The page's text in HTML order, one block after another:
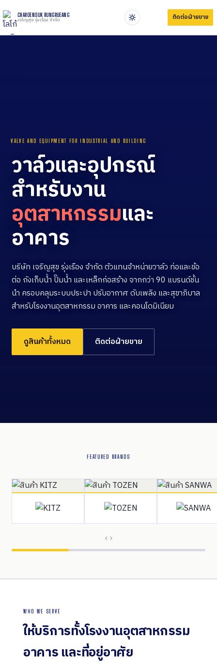
CHAROENSUK RUNGRUEANG
เจริญสุข รุ่งเรือง จำกัด ติดต่อฝ่ายขาย
VALVE AND EQUIPMENT FOR INDUSTRIAL AND BUILDING
วาล์วและอุปกรณ์
สำหรับงาน
อุตสาหกรรมและ
อาคาร
บริษัท เจริญสุข รุ่งเรือง จำกัด ตัวแทนจำหน่ายวาล์ว ท่อและข้อ
ต่อ ถังเก็บน้ำ ปั๊มน้ำ และเหล็กก่อสร้าง จากกว่า 90 แบรนด์ชั้น
นำ ครอบคลุมระบบประปา ปรับอากาศ ดับเพลิง และสุขาภิบาล
สำหรับโรงงานอุตสาหกรรม อาคาร และคอนโดมิเนียม
ดูสินค้าทั้งหมด ติดต่อฝ่ายขาย
FEATURED BRANDS
WHO WE SERVE
ให้บริการทั้งโรงงานอุตสาหกรรม
อาคาร และที่อยู่อาศัย